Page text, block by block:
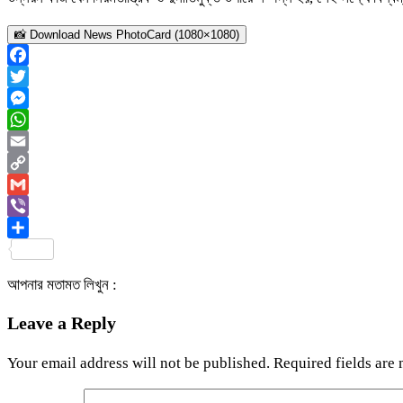
📸 Download News PhotoCard (1080×1080)
Facebook
Twitter
Messenger
WhatsApp
Email
Copy
Link
Gmail
Viber
আপনার মতামত লিখুন :
Leave a Reply
Your email address will not be published. Required fields are